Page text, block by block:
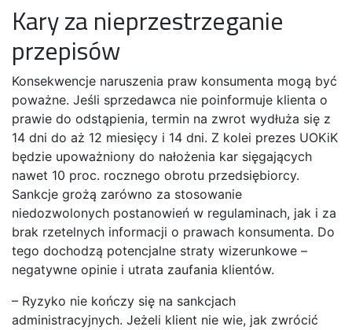
Kary za nieprzestrzeganie
przepisów
Konsekwencje naruszenia praw konsumenta mogą być
poważne. Jeśli sprzedawca nie poinformuje klienta o
prawie do odstąpienia, termin na zwrot wydłuża się z
14 dni do aż 12 miesięcy i 14 dni. Z kolei prezes UOKiK
będzie upoważniony do nałożenia kar sięgających
nawet 10 proc. rocznego obrotu przedsiębiorcy.
Sankcje grożą zarówno za stosowanie
niedozwolonych postanowień w regulaminach, jak i za
brak rzetelnych informacji o prawach konsumenta. Do
tego dochodzą potencjalne straty wizerunkowe –
negatywne opinie i utrata zaufania klientów.
– Ryzyko nie kończy się na sankcjach
administracyjnych. Jeżeli klient nie wie, jak zwrócić